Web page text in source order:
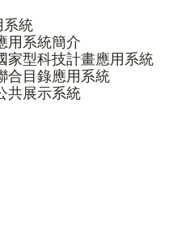
統
系統簡介
型科技計畫應用系統
目錄應用系統
展示系統